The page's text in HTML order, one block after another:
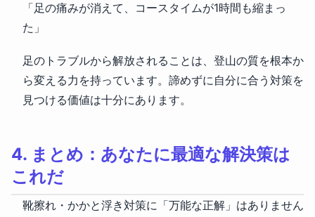
「足の痛みが消えて、コースタイムが1時間も縮まっ
た」
足のトラブルから解放されることは、登山の質を根本か
ら変える力を持っています。諦めずに自分に合う対策を
見つける価値は十分にあります。
4. まとめ：あなたに最適な解決策は
これだ
靴擦れ・かかと浮き対策に「万能な正解」はありません